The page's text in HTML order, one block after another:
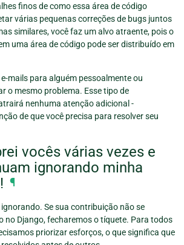
finos de como essa área de código
várias pequenas correções de bugs juntos
similares, você faz um alvo atraente, pois o
uma área de código pode ser distribuído em
mails para alguém pessoalmente ou
o mesmo problema. Esse tipo de
nenhuma atenção adicional -
de que você precisa para resolver seu
vocês várias vezes e
ignorando minha
¶
Se sua contribuição não se
no Django, fecharemos o tíquete. Para todos
priorizar esforços, o que significa que